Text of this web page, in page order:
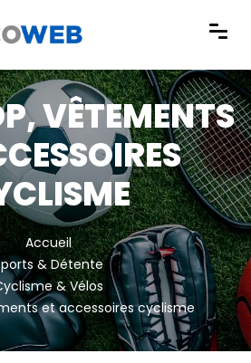
cookies
VÊTEMENTS
Accueil
& Détente
& Vélos
et accessoires cyclisme